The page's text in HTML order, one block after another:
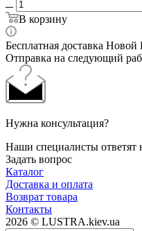
В корзину
Бесплатная доставка Новой
Отправка на следующий
Нужна консультация?
Наши специалисты
Задать вопрос
Каталог
Доставка и оплата
Возврат товара
Контакты
2026 © LUSTRA.kiev.ua